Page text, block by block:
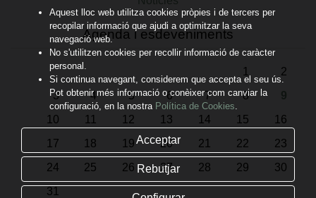
Agenda i esdeveniments
1
2
3
4 5 6 7 8
10
11 12 13 14 15
16
17
18 19 20 21 22
23
24
25 26 27 28 29
30
31
Aquest lloc web utilitza cookies pròpies i de tercers per
recopilar informació que ajudi a optimitzar la seva
navegació web.
No s'utilitzen cookies per recollir informació de caràcter
personal.
Si continua navegant, considerem que accepta el seu ús.
Pot obtenir més informació o conèixer com canviar la
configuració, en la nostra Política de Cookies.
Acceptar
Rebutjar